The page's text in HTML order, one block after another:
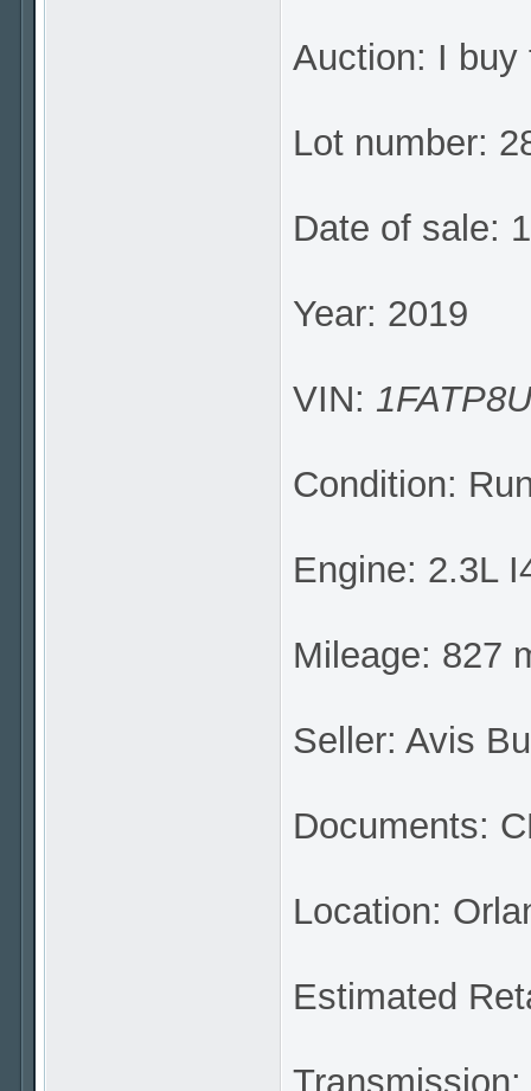
Auction: I buy
Lot number:
Date of sale:
Year: 2019
VIN:
Condition:
Engine: 2.3L
Mileage: 827
Seller: Avis
Documents:
Location:
Estimated